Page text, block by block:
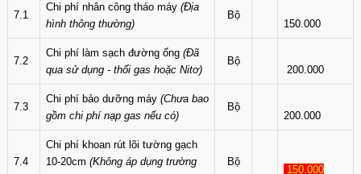
7.1
Chi phí nhân công tháo máy (Địa
hình thông thường)
Bộ
150.000
7.2
Chi phí làm sạch đường ống (Đã
qua sử dụng - thổi gas hoặc Nitơ)
Bộ
200.000
7.3
Chi phí bảo dưỡng máy (Chưa bao
gồm chi phí nạp gas nếu có)
Bộ
200.000
7.4
Chi phí khoan rút lõi tường gạch
10-20cm (Không áp dụng trường
Bộ
150.000